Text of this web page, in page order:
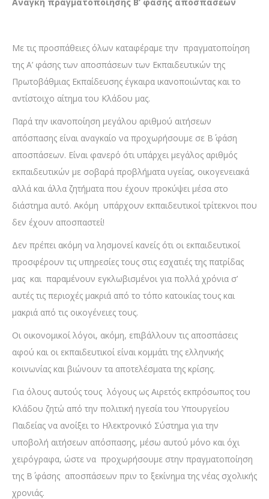
Με τις προσπάθειες όλων καταφέραμε την πραγματοποίηση
της Α’ φάσης των αποσπάσεων των Εκπαιδευτικών της
Πρωτοβάθμιας Εκπαίδευσης έγκαιρα ικανοποιώντας και το
αντίστοιχο αίτημα του Κλάδου μας.
Παρά την ικανοποίηση μεγάλου αριθμού αιτήσεων
απόσπασης είναι αναγκαίο να προχωρήσουμε σε Β΄ φάση
αποσπάσεων. Είναι φανερό ότι υπάρχει μεγάλος αριθμός
εκπαιδευτικών με σοβαρά προβλήματα υγείας, οικογενειακά
αλλά και άλλα ζητήματα που έχουν προκύψει μέσα στο
διάστημα αυτό. Ακόμη υπάρχουν εκπαιδευτικοί τρίτεκνοι που
δεν έχουν αποσπαστεί!
Δεν πρέπει ακόμη να λησμονεί κανείς ότι οι εκπαιδευτικοί
προσφέρουν τις υπηρεσίες τους στις εσχατιές της πατρίδας
μας και παραμένουν εγκλωβισμένοι για πολλά χρόνια σ’
αυτές τις περιοχές μακριά από το τόπο κατοικίας τους και
μακριά από τις οικογένειες τους.
Οι οικονομικοί λόγοι, ακόμη, επιβάλλουν τις αποσπάσεις
αφού και οι εκπαιδευτικοί είναι κομμάτι της ελληνικής
κοινωνίας και βιώνουν τα αποτελέσματα της κρίσης.
Για όλους αυτούς τους λόγους ως Αιρετός εκπρόσωπος του
Κλάδου ζητώ από την πολιτική ηγεσία του Υπουργείου
Παιδείας να ανοίξει το Ηλεκτρονικό Σύστημα για την
υποβολή αιτήσεων απόσπασης, μέσω αυτού μόνο και όχι
χειρόγραφα, ώστε να προχωρήσουμε στην πραγματοποίηση
της Β΄ φάσης αποσπάσεων πριν το ξεκίνημα της νέας σχολικής
χρονιάς.